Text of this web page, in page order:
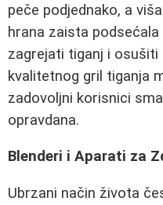
peče podjednako, a
hrana zaista
zagrejati tiganj i osušiti
kvalitetnog gril tiganja
zadovoljni korisnici
opravdana.
Blenderi i Aparati za
Ubrzani način života